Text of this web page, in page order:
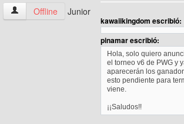
davixm Ver perfil del usuario
Offline Junior
kawaiikingdom escribió:
pinamar escribió:
Hola, solo quiero
el torneo v6 de PWG y
aparecerán los
esto pendiente para
viene.
¡¡Saludos!!